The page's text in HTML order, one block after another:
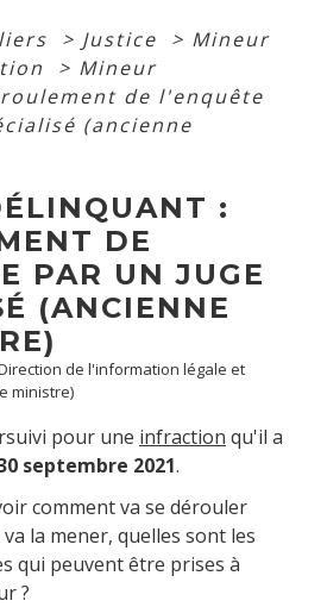
> Justice > Mineur
> Mineur
de l'enquête
(ancienne
:
DE
PAR UN JUGE
(ANCIENNE
de l'information légale et
ministre)
pour une infraction qu'il a
septembre 2021.
comment va se dérouler
la mener, quelles sont les
qui peuvent être prises à
?